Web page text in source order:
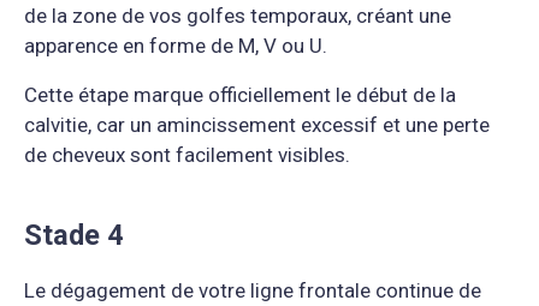
de la zone de vos golfes temporaux, créant une
apparence en forme de M, V ou U.
Cette étape marque officiellement le début de la
calvitie, car un amincissement excessif et une perte
de cheveux sont facilement visibles.
Stade 4
Le dégagement de votre ligne frontale continue de